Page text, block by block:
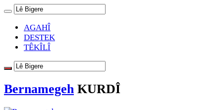
AGAHÎ
DESTEK
TÊKÎLÎ
Bernamegeh KURDÎ